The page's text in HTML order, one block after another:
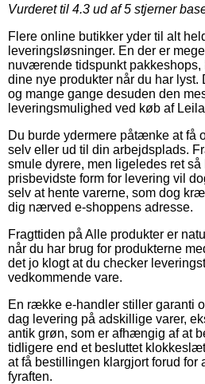
Vurderet til 4.3 ud af 5 stjerner
Flere online butikker yder til alt
leveringsløsninger. En der er
nuværende tidspunkt pakkeshops,
dine nye produkter når du har lyst.
og mange gange desuden den
leveringsmulighed ved køb af
Du burde ydermere påtænke at få
selv eller ud til din arbejdsplads.
smule dyrere, men ligeledes ret
prisbevidste form for levering vil
selv at hente varerne, som dog
dig nærved e-shoppens adresse.
Fragttiden på Alle produkter er
når du har brug for produkterne
det jo klogt at du checker
vedkommende vare.
En række e-handler stiller garanti
dag levering på adskillige varer,
antik grøn, som er afhængig af at
tidligere end et besluttet
at få bestillingen klargjort forud for
fyraften.